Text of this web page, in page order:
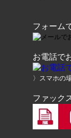
フォーム
お電話で
〉スマホの
ファック